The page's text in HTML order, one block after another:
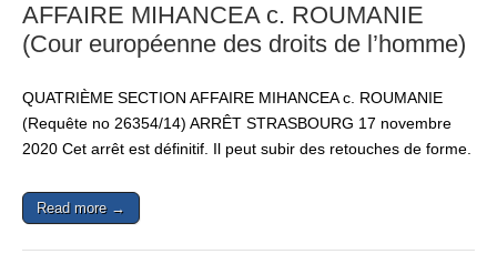
AFFAIRE MIHANCEA c. ROUMANIE
(Cour européenne des droits de l’homme)
QUATRIÈME SECTION AFFAIRE MIHANCEA c. ROUMANIE
(Requête no 26354/14) ARRÊT STRASBOURG 17 novembre
2020 Cet arrêt est définitif. Il peut subir des retouches de forme.
Read more →